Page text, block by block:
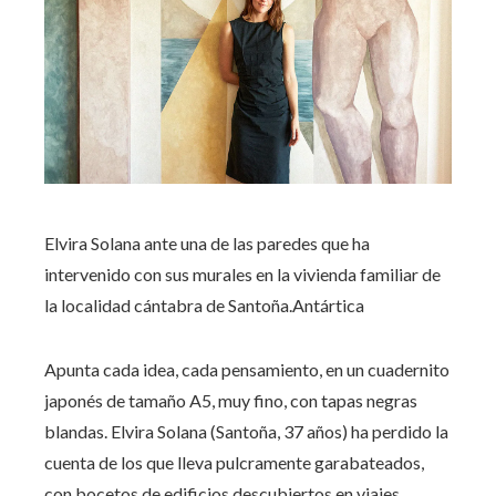
Elvira Solana ante una de las paredes que ha
intervenido con sus murales en la vivienda familiar de
la localidad cántabra de Santoña.Antártica
Apunta cada idea, cada pensamiento, en un cuadernito
japonés de tamaño A5, muy fino, con tapas negras
blandas. Elvira Solana (Santoña, 37 años) ha perdido la
cuenta de los que lleva pulcramente garabateados,